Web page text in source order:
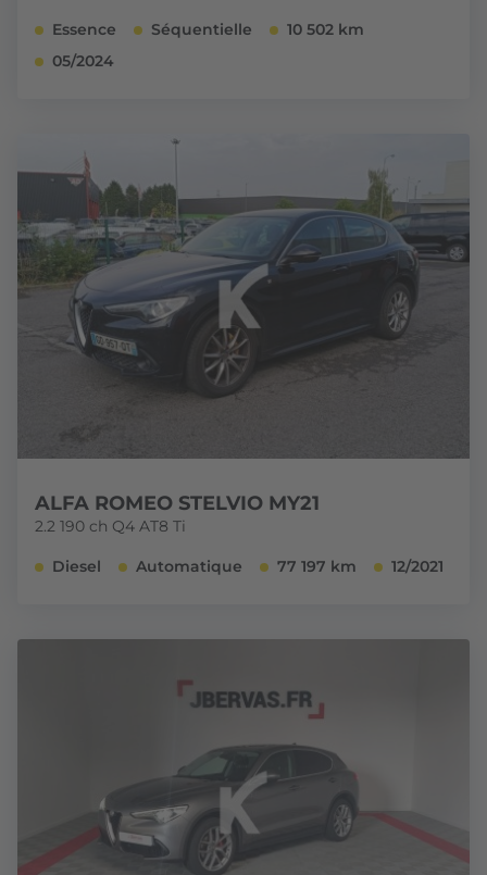
Essence Séquentielle
10 502 km
05/2024
ALFA ROMEO STELVIO MY21
2.2 190 ch Q4 AT8 Ti
Diesel Automatique 77 197 km 12/2021